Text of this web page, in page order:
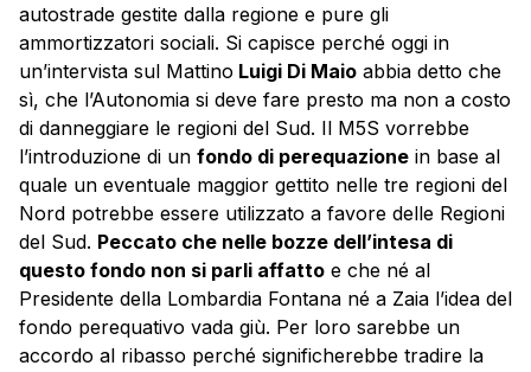
autostrade gestite dalla regione e pure gli
ammortizzatori sociali. Si capisce perché oggi in
un’intervista sul Mattino Luigi Di Maio abbia detto che
sì, che l’Autonomia si deve fare presto ma non a costo
di danneggiare le regioni del Sud. Il M5S vorrebbe
l’introduzione di un fondo di perequazione in base al
quale un eventuale maggior gettito nelle tre regioni del
Nord potrebbe essere utilizzato a favore delle Regioni
del Sud. Peccato che nelle bozze dell’intesa di
questo fondo non si parli affatto e che né al
Presidente della Lombardia Fontana né a Zaia l’idea del
fondo perequativo vada giù. Per loro sarebbe un
accordo al ribasso perché significherebbe tradire la